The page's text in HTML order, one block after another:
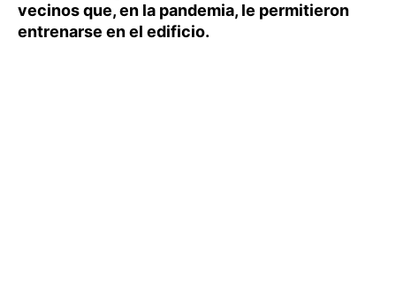
vecinos que, en la pandemia, le permitieron
entrenarse en el edificio.